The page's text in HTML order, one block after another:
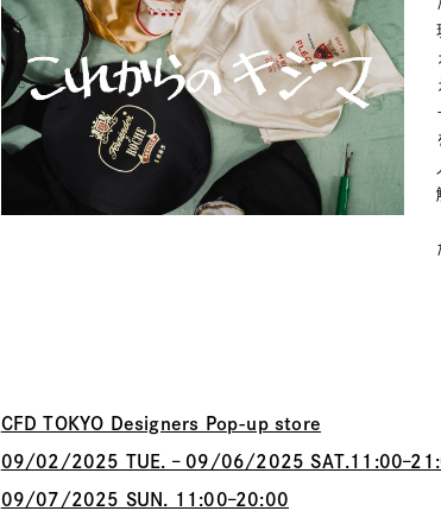
CFD TOKYO Designers Pop-up store
09/02/2025 TUE. – 09/06/2025
09/07/2025 SUN. 11:00–20:00